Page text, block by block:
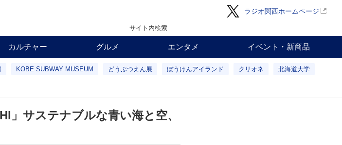
ラジオ関西ホームページ
サイト内検索
カルチャー グルメ エンタメ イベント・新商品
KOBE SUBWAY MUSEUM どうぶつえん展 ぼうけんアイランド クリオネ 北海道大学
」サステナブルな青い海と空、